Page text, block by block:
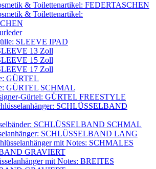
& Toilettenartikel: FEDERTASCHEN
& Toilettenartikel:
SLEEVE IPAD
13 Zoll
15 Zoll
17 Zoll
GÜRTEL
GÜRTEL SCHMAL
Gürtel: GÜRTEL FREESTYLE
SCHLÜSSELBAND
SCHLÜSSELBAND SCHMAL
SCHLÜSSELBAND LANG
mit Notes: SCHMALES
GRAVIERT
mit Notes: BREITES